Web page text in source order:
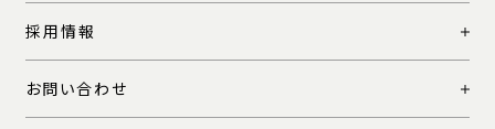
採用情報
お問い合わせ